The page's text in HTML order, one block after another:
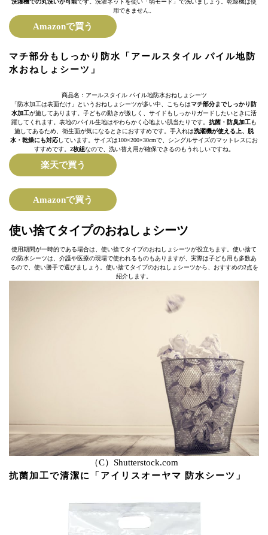
洗濯機での丸洗いが可能です。洗濯ネットを使い「弱モード」で洗いましょう。乾燥機は使
用できません。
Amazonで買う
マチ部分もしっかり防水「アールスタイル パイル地防
水おねしょシーツ」
商品名：アールスタイル パイル地防水おねしょシーツ
「防水加工は表面だけ」というおねしょシーツが多い中、こちらはマチ部分までしっかり防
水加工が施してあります。子どもの動きが激しく、サイドもしっかりガードしたいときに活
躍してくれます。表地のパイル生地はやわらかく心地よい肌当たりです。 抗菌・防臭加工も
施してあるため、衛生面が気になるときにおすすめです。手入れは洗濯機が使える上、脱
水・乾燥にも対応 しています。サイズは100×200×30cmで、シングルサイズのマットレスにお
すすめです。 2枚組なので、洗い替え用が確保できるのもうれしいですね。
楽天で買う
Amazonで買う
使い捨てタイプのおねしょシーツ
使用期間が一時的である場合は、使い捨てタイプのおねしょシーツが役立ちます。使い捨て
の防水シーツは、介護や医療の現場で使われるものもありますが、実際は子ども用も多数あ
るので、使い勝手で選びましょう。使い捨てタイプのおねしょシーツから、おすすめの2点を
紹介します。
（C）Shutterstock.com
抗菌加工で清潔に「アイリスオーヤマ 防水シーツ」